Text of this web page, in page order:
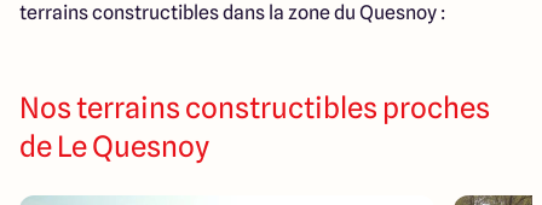
terrains constructibles dans la zone du Quesnoy :
Nos terrains constructibles proches
de Le Quesnoy